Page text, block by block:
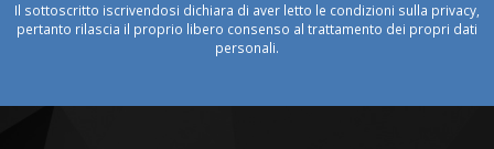
Il sottoscritto iscrivendosi dichiara di aver letto le condizioni sulla privacy,
pertanto rilascia il proprio libero consenso al trattamento dei propri dati
personali.